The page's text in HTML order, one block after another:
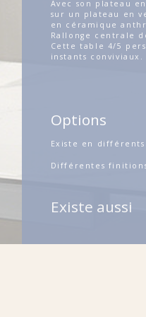
Avec son plateau
sur un plateau en
en céramique
Rallonge centrale
Cette table 4/5
instants conviviaux.
Options
Existe en différents
Différentes
Existe aussi